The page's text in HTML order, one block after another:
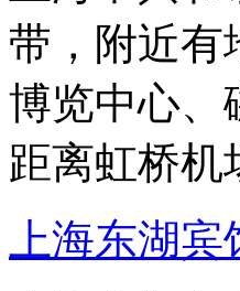
带，附近有
博览中心、
距离虹桥机
上海东湖宾